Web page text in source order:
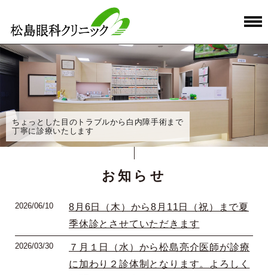
ちょっとした目のトラブルから白内障手術まで
丁寧に診療いたします
お知らせ
2026/06/10
8月6日（木）から8月11日（祝）まで夏
季休診とさせていただきます
2026/03/30
７月１日（水）から松島亮介医師が診療
に加わり２診体制となります。よろしく